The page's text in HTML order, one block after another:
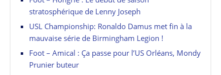
stratosphérique de Lenny Joseph
USL Championship: Ronaldo Damus met fin à la
mauvaise série de Birmingham Legion !
Foot – Amical : Ça passe pour l’US Orléans, Mondy
Prunier buteur